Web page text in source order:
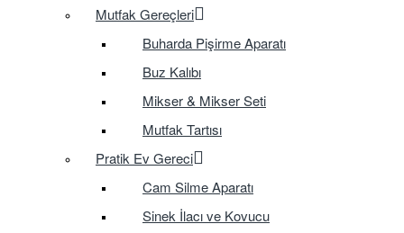
Mutfak Gereçleri
Buharda Pişirme Aparatı
Buz Kalıbı
Mikser & Mikser Seti
Mutfak Tartısı
Pratik Ev Gereci
Cam Silme Aparatı
Sinek İlacı ve Kovucu